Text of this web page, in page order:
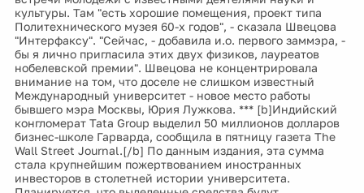
культуры. Там "есть хорошие помещения, проект типа
Политехнического музея 60-х годов", - сказала Швецова
"Интерфаксу". "Сейчас, - добавила и.о. первого заммэра, -
бы я лично пригласила этих двух физиков, лауреатов
нобелевской премии". Швецова не концентрировала
внимание на том, что доселе не слишком известный
Международный университет - новое место работы
бывшего мэра Москвы, Юрия Лужкова. *** [b]Индийский
конгломерат Tata Group выделил 50 миллионов долларов
бизнес-школе Гарварда, сообщила в пятницу газета The
Wall Street Journal.[/b] По данным издания, эта сумма
стала крупнейшим пожертвованием иностранных
инвесторов в столетней истории университета.